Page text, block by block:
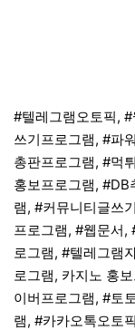
#텔레그램오토픽,
쓰기프로그램, #파
총판프로그램, #먹
홍보프로그램,
램, #커뮤니티글쓰
프로그램, #웹문서,
로그램, #텔레그램
로그램, 카지노 홍
이버프로그램, #토
램, #카카오톡오토